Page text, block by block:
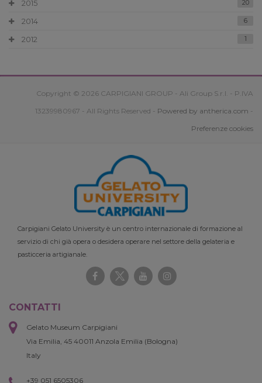
2015 20
2014 6
2012 1
Copyright © 2026 CARPIGIANI GROUP - Ali Group S.r.l. - P.IVA
13239980967 - All Rights Reserved - Powered by antherica.com -
Preferenze cookies
Carpigiani Gelato University è un centro internazionale di formazione al
servizio di chi già opera o desidera operare nel settore della gelateria e
pasticceria artigianale.
CONTATTI
Gelato Museum Carpigiani
Via Emilia, 45 40011 Anzola Emilia (Bologna)
Italy
+39 051 6505306